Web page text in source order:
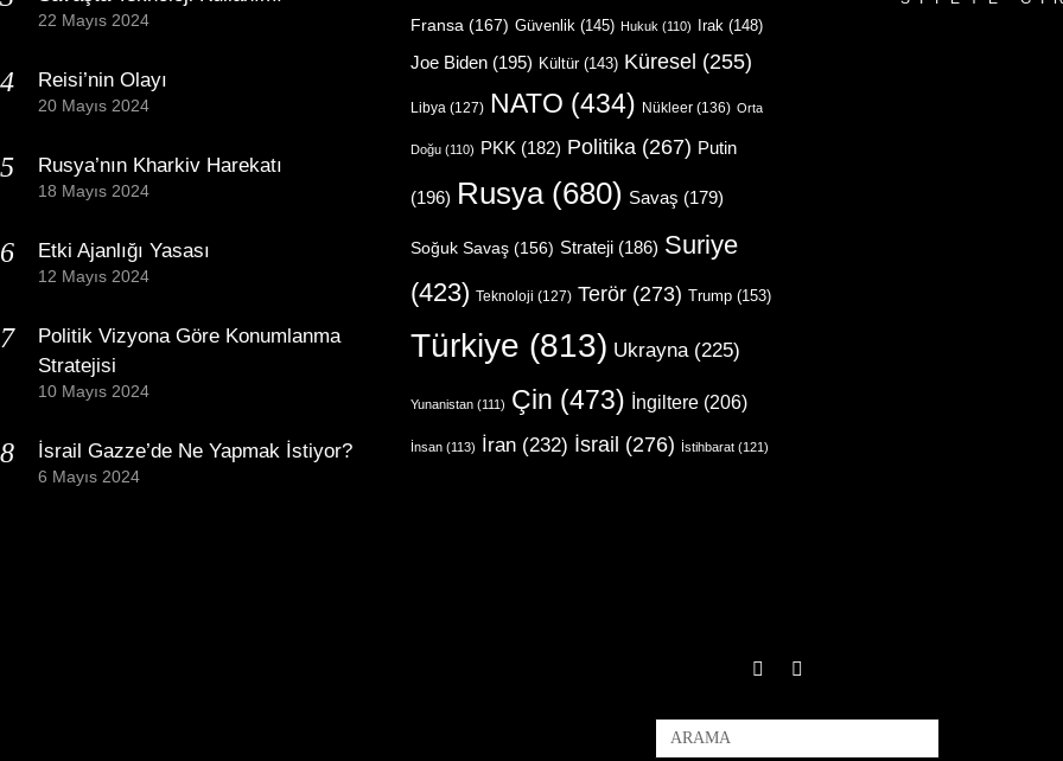
22 Mayıs 2024
Reisi’nin Olayı
20 Mayıs 2024
Rusya’nın Kharkiv Harekatı
18 Mayıs 2024
Etki Ajanlığı Yasası
12 Mayıs 2024
Politik Vizyona Göre Konumlanma
Stratejisi
10 Mayıs 2024
İsrail Gazze’de Ne Yapmak İstiyor?
6 Mayıs 2024
Fransa (167) Güvenlik (145) Hukuk (110) Irak (148)
Joe Biden (195) Kültür(143) Küresel (255)
Libya (127) NATO (434) Nükleer (136) Orta
Doğu (110) PKK (182) Politika (267) Putin
(196) Rusya(680) Savaş (179)
Soğuk Savaş (156) Strateji (186) Suriye
(423) Teknoloji (127) Terör (273) Trump (153)
Türkiye (813) Ukrayna (225)
Yunanistan (111) Çin (473) İngiltere (206)
İnsan (113) İran (232) İsrail (276) İstihbarat (121)